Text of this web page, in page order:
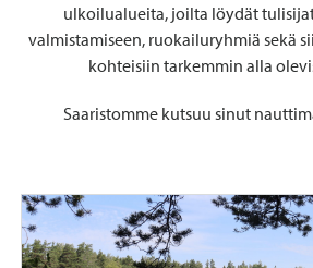
ulkoilualueita, joilta löydät
valmistamiseen, ruokailuryhmiä sekä
kohteisiin tarkemmin alla
Saaristomme kutsuu sinut